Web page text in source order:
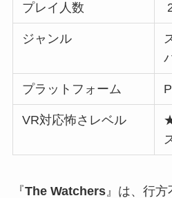
プレイ人数
ジャンル
プラットフォーム
VR対応怖さレベル
『The Watchers』は、行方